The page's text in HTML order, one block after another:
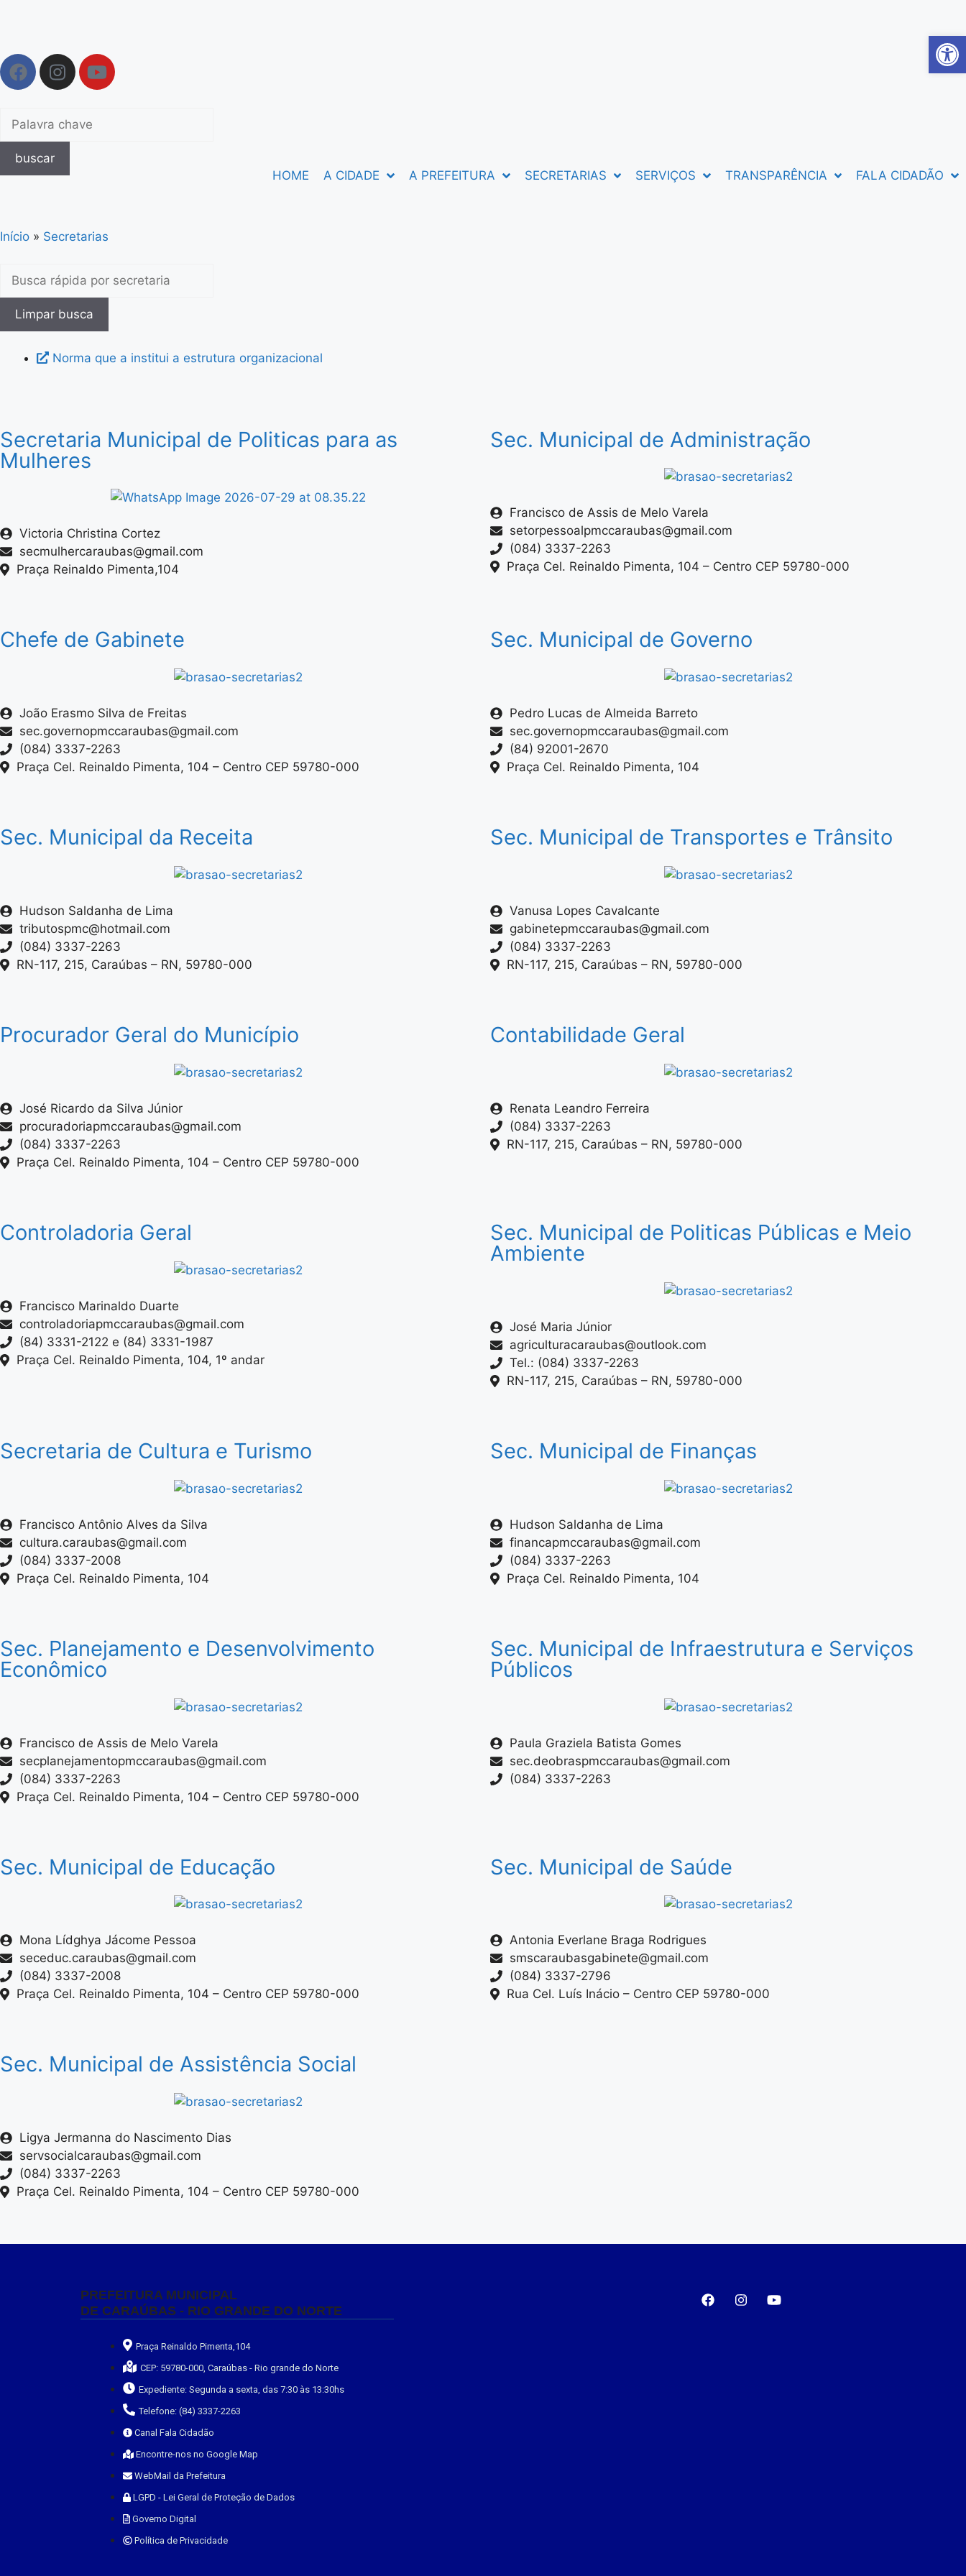
buscar
HOME
A CIDADE A PREFEITURA SECRETARIAS SERVIÇOS TRANSPARÊNCIA FALA CIDADÃO
Início » Secretarias
Limpar busca
Norma que a institui a estrutura organizacional
Secretaria Municipal de Politicas para as
Mulheres
Victoria Christina Cortez
secmulhercaraubas@gmail.com
Praça Reinaldo Pimenta,104
Sec. Municipal de Administração
Francisco de Assis de Melo Varela
setorpessoalpmccaraubas@gmail.com
(084) 3337-2263
Praça Cel. Reinaldo Pimenta, 104 – Centro CEP 59780-000
Chefe de Gabinete
João Erasmo Silva de Freitas
sec.governopmccaraubas@gmail.com
(084) 3337-2263
Praça Cel. Reinaldo Pimenta, 104 – Centro CEP 59780-000
Sec. Municipal de Governo
Pedro Lucas de Almeida Barreto
sec.governopmccaraubas@gmail.com
(84) 92001-2670
Praça Cel. Reinaldo Pimenta, 104
Sec. Municipal da Receita
Hudson Saldanha de Lima
tributospmc@hotmail.com
(084) 3337-2263
RN-117, 215, Caraúbas – RN, 59780-000
Sec. Municipal de Transportes e Trânsito
Vanusa Lopes Cavalcante
gabinetepmccaraubas@gmail.com
(084) 3337-2263
RN-117, 215, Caraúbas – RN, 59780-000
Procurador Geral do Município
José Ricardo da Silva Júnior
procuradoriapmccaraubas@gmail.com
(084) 3337-2263
Praça Cel. Reinaldo Pimenta, 104 – Centro CEP 59780-000
Contabilidade Geral
Renata Leandro Ferreira
(084) 3337-2263
RN-117, 215, Caraúbas – RN, 59780-000
Controladoria Geral
Francisco Marinaldo Duarte
controladoriapmccaraubas@gmail.com
(84) 3331-2122 e (84) 3331-1987
Praça Cel. Reinaldo Pimenta, 104, 1º andar
Sec. Municipal de Politicas Públicas e Meio
Ambiente
José Maria Júnior
agriculturacaraubas@outlook.com
Tel.: (084) 3337-2263
RN-117, 215, Caraúbas – RN, 59780-000
Secretaria de Cultura e Turismo
Francisco Antônio Alves da Silva
cultura.caraubas@gmail.com
(084) 3337-2008
Praça Cel. Reinaldo Pimenta, 104
Sec. Municipal de Finanças
Hudson Saldanha de Lima
financapmccaraubas@gmail.com
(084) 3337-2263
Praça Cel. Reinaldo Pimenta, 104
Sec. Planejamento e Desenvolvimento
Econômico
Francisco de Assis de Melo Varela
secplanejamentopmccaraubas@gmail.com
(084) 3337-2263
Praça Cel. Reinaldo Pimenta, 104 – Centro CEP 59780-000
Sec. Municipal de Infraestrutura e Serviços
Públicos
Paula Graziela Batista Gomes
sec.deobraspmccaraubas@gmail.com
(084) 3337-2263
Sec. Municipal de Educação
Mona Lídghya Jácome Pessoa
seceduc.caraubas@gmail.com
(084) 3337-2008
Praça Cel. Reinaldo Pimenta, 104 – Centro CEP 59780-000
Sec. Municipal de Saúde
Antonia Everlane Braga Rodrigues
smscaraubasgabinete@gmail.com
(084) 3337-2796
Rua Cel. Luís Inácio – Centro CEP 59780-000
Sec. Municipal de Assistência Social
Ligya Jermanna do Nascimento Dias
servsocialcaraubas@gmail.com
(084) 3337-2263
Praça Cel. Reinaldo Pimenta, 104 – Centro CEP 59780-000
PREFEITURA MUNICIPAL
DE CARAÚBAS - RIO GRANDE DO NORTE
Praça Reinaldo Pimenta,104
CEP: 59780-000, Caraúbas - Rio grande do Norte
Expediente: Segunda a sexta, das 7:30 às 13:30hs
Telefone: (84) 3337-2263
Canal Fala Cidadão
Encontre-nos no Google Map
WebMail da Prefeitura
LGPD - Lei Geral de Proteção de Dados
Governo Digital
Política de Privacidade
Abrir